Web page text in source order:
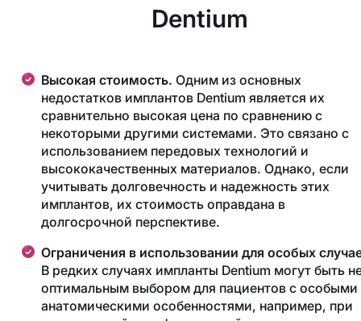
Dentium
Высокая стоимость. Одним из основных
недостатков имплантов Dentium является их
сравнительно высокая цена по сравнению с
некоторыми другими системами. Это связано с
использованием передовых технологий и
высококачественных материалов. Однако, если
учитывать долговечность и надежность этих
имплантов, их стоимость оправдана в
долгосрочной перспективе.
Ограничения в использовании для особых
В редких случаях импланты Dentium могут быть
оптимальным выбором для пациентов с особыми
анатомическими особенностями, например, при